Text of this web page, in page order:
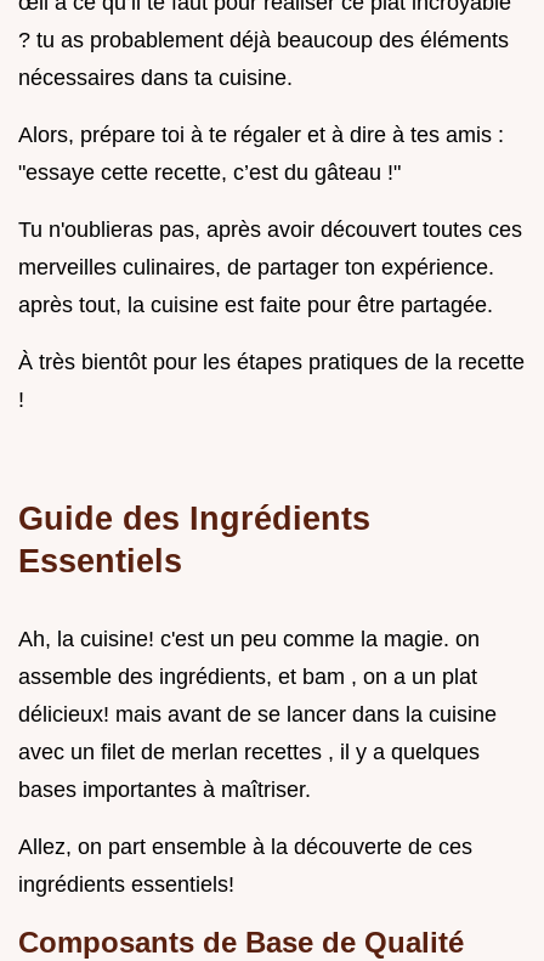
? tu as probablement déjà beaucoup des éléments
nécessaires dans ta cuisine.
Alors, prépare toi à te régaler et à dire à tes amis :
"essaye cette recette, c’est du gâteau !"
Tu n'oublieras pas, après avoir découvert toutes ces
merveilles culinaires, de partager ton expérience.
après tout, la cuisine est faite pour être partagée.
À très bientôt pour les étapes pratiques de la recette
!
Guide des Ingrédients
Essentiels
Ah, la cuisine! c'est un peu comme la magie. on
assemble des ingrédients, et bam , on a un plat
délicieux! mais avant de se lancer dans la cuisine
avec un filet de merlan recettes , il y a quelques
bases importantes à maîtriser.
Allez, on part ensemble à la découverte de ces
ingrédients essentiels!
Composants de Base de Qualité